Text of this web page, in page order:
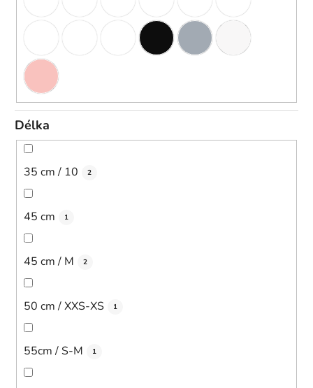
Délka
35 cm / 10 2
45 cm 1
45 cm / M 2
50 cm / XXS-XS 1
55cm / S-M 1